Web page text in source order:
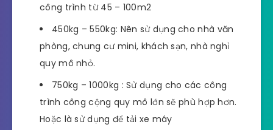
công trình từ 45 – 100m2
450kg – 550kg: Nên sử dụng cho nhà văn
phòng, chung cư mini, khách sạn, nhà nghỉ
quy mô nhỏ.
750kg – 1000kg : Sử dụng cho các công
trình công cộng quy mô lớn sẽ phù hợp hơn.
Hoặc là sử dụng để tải xe máy